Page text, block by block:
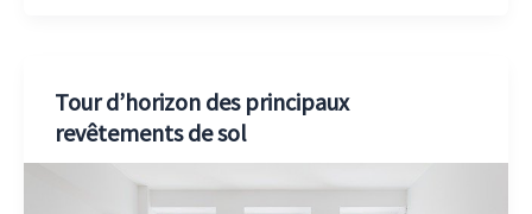
Tour d’horizon des principaux
revêtements de sol